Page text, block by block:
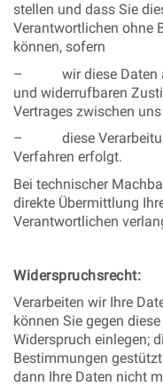
stellen und dass Sie
Verantwortlichen ohne
können, sofern
– wir diese Daten
und widerrufbaren
Vertrages zwischen
– diese
Verfahren erfolgt.
Bei technischer
direkte Übermittlung
Verantwortlichen
Widerspruchsrecht:
Verarbeiten wir Ihre
können Sie gegen
Widerspruch einlegen;
Bestimmungen
dann Ihre Daten nicht